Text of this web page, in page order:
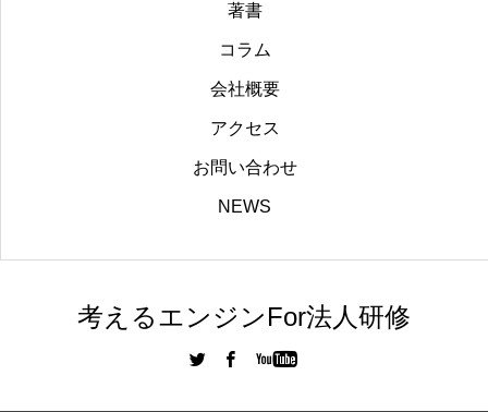
著書
コラム
会社概要
アクセス
お問い合わせ
NEWS
考えるエンジンFor法人研修